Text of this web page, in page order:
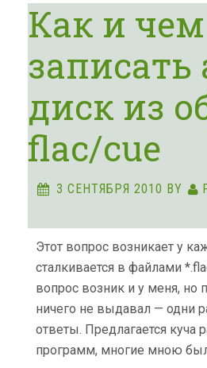
Как и чем
записать
диск из
flac/cue
3 СЕНТЯБРЯ 2010 BY
Этот вопрос возникает у
сталкивается в файлами
вопрос возник и у меня, но
ничего не выдавал — одни
ответы. Предлагается куча
программ, многие мною